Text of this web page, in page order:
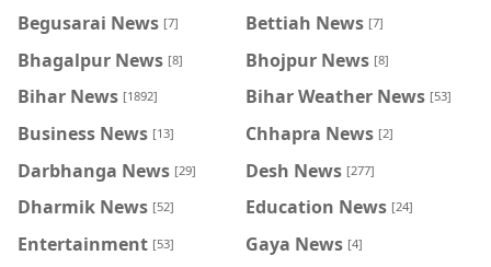
Begusarai News [7] Bettiah News [7]
Bhagalpur News [8] Bhojpur News [8]
Bihar News [1892] Bihar Weather News [53]
Business News [13] Chhapra News [2]
Darbhanga News [29] Desh News [277]
Dharmik News [52] Education News [24]
Entertainment [53] Gaya News [4]